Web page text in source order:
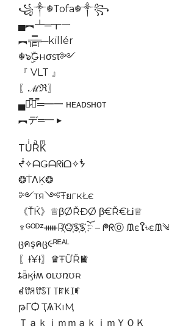
꧁༒☬Tofa☬༒꧂
▄︻┻═┳一
︻╦̵̵͇̿̿̿̿╤─kïllér
☬๖ۣۜǤнσsτ༻
『 VLT 』
〖ℳℜ〗
▄︻̷̿┻̿═━一 ʜᴇᴀᴅsʜᴏᴛ
︻デ═一 ▸
TUͥRͣKͫ
ᖫ✧ᗩǤᗩᖇᎥᗝ✧ᖭ
❂ṪΛḲ❂
༻тя༺ŦยгкŁє
《ŤЌ》♕βØŘĐØ β€Ř€ŁᎥ♕
♆ᴳᴼᴰᶻᚔR҉O҉S҉S҉ ོ – ᖘᖇⓞ ᙢɛໃ
ცคşคც૯ᴿᴱᴬᴸ
〖Ɨ¥Ɨ〗♛ŦỮŘҜ♛
ȶǟӄɨʍ օʟʊռʊʀ
ꀸꀎꋪꀎꌗ꓄ ꓄ꍏꀘꀤꎭ
թГѺ ҬѦҠıӍ
ＴａｋｉｍｍａｋｉｍＹＯＫ